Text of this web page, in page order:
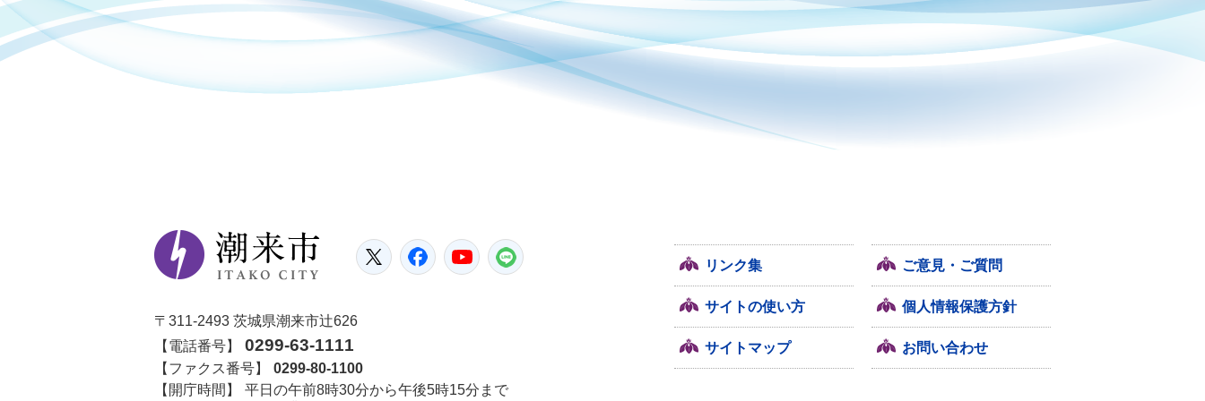
潮来市
Twitter FacebookYouTube
〒311-2493 茨城県潮来市辻626
【電話番号】
0299-63-1111
【ファクス番号】
0299-80-1100
【開庁時間】
平日の午前8時30分から午後5時15分まで
リンク集 ご意見・ご質問
サイトの使い方 個人情報保護方針
サイトマップ お問い合わせ